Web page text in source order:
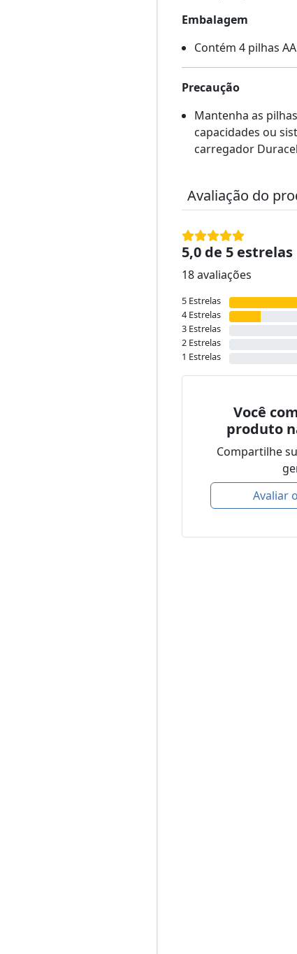
Embalagem
Contém 4 pilhas
Precaução
Mantenha as
capacidades ou
carregador
Avaliação do
5,0 de 5 estrelas
18 avaliações
5 Estrelas
4 Estrelas
3 Estrelas
2 Estrelas
1 Estrelas
Você
produto
Compartilhe
Avaliar